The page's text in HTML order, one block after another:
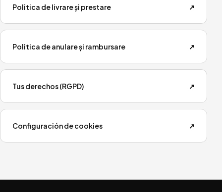
Politica de livrare și prestare ↗
Politica de anulare și rambursare ↗
Tus derechos (RGPD) ↗
Configuración de cookies ↗